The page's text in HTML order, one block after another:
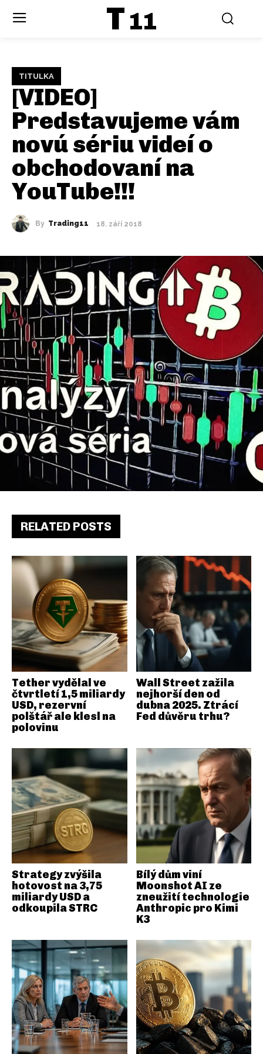
T 11
TITULKA
[VIDEO]
Predstavujeme vám
novú sériu videí o
obchodovaní na
YouTube!!!
By Trading11 18. září 2018
RELATED POSTS
Tether vydělal ve
čtvrtletí 1,5 miliardy
USD, rezervní
polštář ale klesl na
polovinu
Wall Street zažila
nejhorší den od
dubna 2025. Ztrácí
Fed důvěru trhu?
Strategy zvýšila
hotovost na 3,75
miliardy USD a
odkoupila STRC
Bílý dům viní
Moonshot AI ze
zneužití technologie
Anthropic pro Kimi
K3